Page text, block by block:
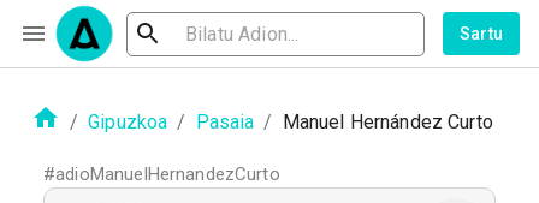
Sartu
/ Gipuzkoa / Pasaia / Manuel Hernández Curto
#adioManuelHernandezCurto